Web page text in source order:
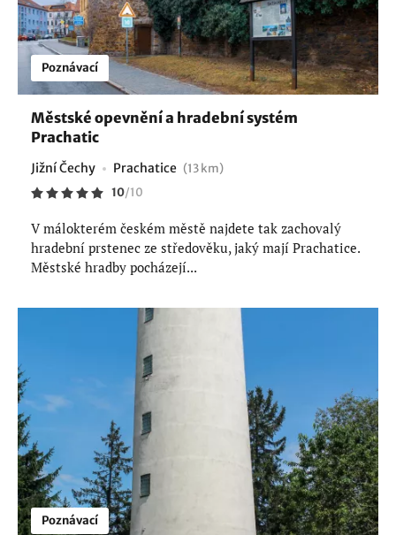
Poznávací
Městské opevnění a hradební systém
Prachatic
Jižní Čechy Prachatice (13 km)
10/10
V málokterém českém městě najdete tak zachovalý
hradební prstenec ze středověku, jaký mají Prachatice.
Městské hradby pocházejí...
Poznávací